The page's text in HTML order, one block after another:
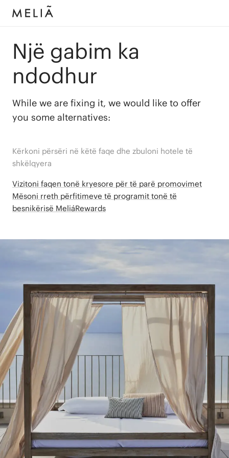
Një gabim ka
ndodhur
While we are fixing it, we would like to offer
you some alternatives:
Kërkoni përsëri në këtë faqe dhe zbuloni hotele të
shkëlqyera
Vizitoni faqen tonë kryesore për të parë promovimet
Mësoni rreth përfitimeve të programit tonë të
besnikërisë MeliáRewards